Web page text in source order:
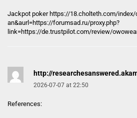
Jackpot poker https://18.cholteth.com/index/
an&aurl=https://forumsad.ru/proxy.php?
link=https://de.trustpilot.com/review/
http://
2026-07-07 at 22:50
References: